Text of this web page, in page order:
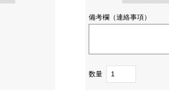
備考欄（連絡事項）
数量